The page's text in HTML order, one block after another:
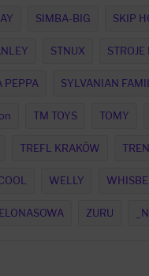
SIMBA-BIG SKIP
STNUX
PEPPA SYLVANIAN
TM TOYS TOMY
TREFL KRAKÓW
WELLY
ZURU